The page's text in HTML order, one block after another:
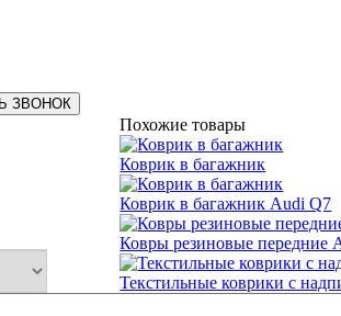
Похожие товары
Коврик в багажник
Коврик в багажник Audi Q7
Ковры резиновые передние
Текстильные коврики с